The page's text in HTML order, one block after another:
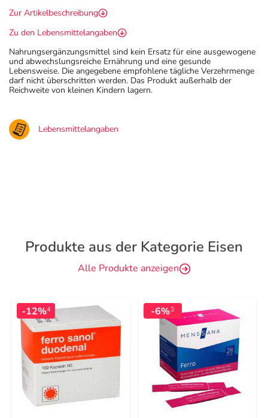
Zur Artikelbeschreibung
Zu den Lebensmittelangaben
Nahrungsergänzungsmittel sind kein Ersatz für eine ausgewogene
und abwechslungsreiche Ernährung und eine gesunde
Lebensweise. Die angegebene empfohlene tägliche Verzehrmenge
darf nicht überschritten werden. Das Produkt außerhalb der
Reichweite von kleinen Kindern lagern.
Lebensmittelangaben
Produkte aus der Kategorie Eisen
Alle Produkte anzeigen
-12%4 -6%3